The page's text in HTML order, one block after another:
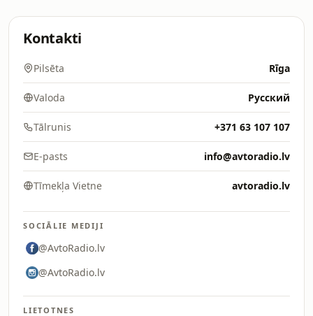
Kontakti
Pilsēta Rīga
Valoda Русский
Tālrunis +371 63 107 107
E-pasts info@avtoradio.lv
Tīmekļa Vietne avtoradio.lv
SOCIĀLIE MEDIJI
@AvtoRadio.lv
@AvtoRadio.lv
LIETOTNES